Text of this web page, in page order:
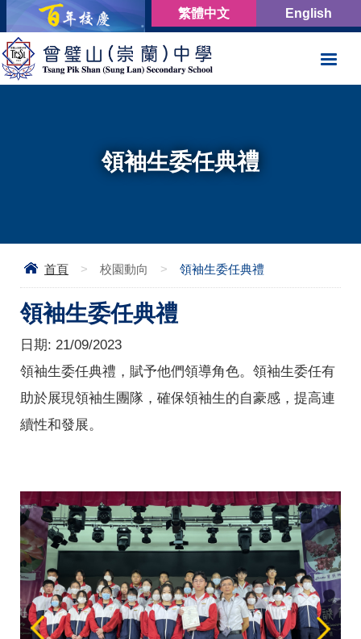
English
繁體中文
領袖生委任典禮
首頁 > 校園動向 > 領袖生委任典禮
領袖生委任典禮
日期: 21/09/2023
領袖生委任典禮，賦予他們領導角色。領袖生委任有
助於展現領袖生團隊，確保領袖生的自豪感，提高連
續性和發展。